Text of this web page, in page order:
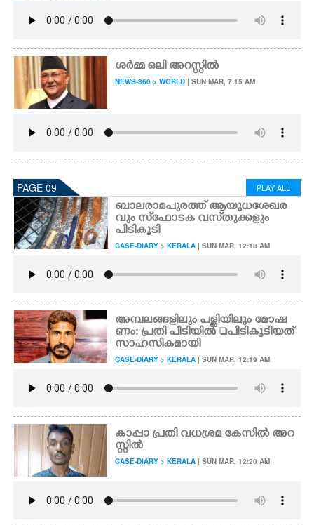
ശർമ്മ ഒലി അറസ്റ്റിൽ
NEWS-360 > WORLD | SUN MAR, 7:15 AM
PAGE 09 PLAY ALL
ബാലരാമപുരത്ത് ആയുധശേഖര
വും സ്‌ഫോടക വസ്‌തുക്കളും
പിടികൂടി
CASE-DIARY > KERALA | SUN MAR, 12:18 AM
അമ്പലങ്ങളിലും പള്ളിയിലും മോഷ
ണം: പ്രതി പിടിയിൽ പിടികൂടിയത്
സാഹസികമായി
CASE-DIARY > KERALA | SUN MAR, 12:19 AM
കാപ്പാ പ്രതി വധശ്രമ കേസിൽ അറ
സ്റ്റിൽ
CASE-DIARY > KERALA | SUN MAR, 12:20 AM